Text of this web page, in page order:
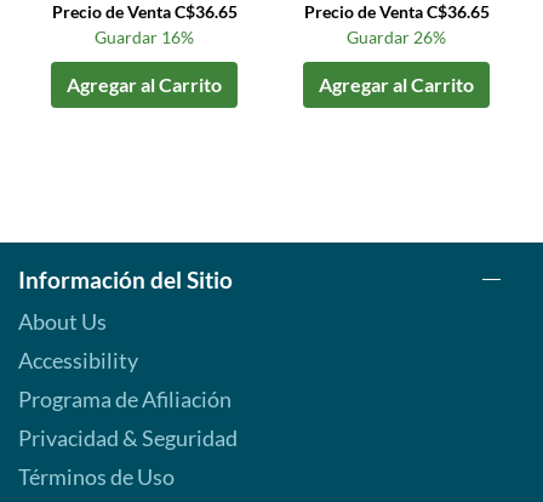
Precio de Venta C$36.65
Guardar 16%
Agregar al Carrito
Precio de Venta C$36.65
Guardar 26%
Agregar al Carrito
Información del Sitio
About Us
Accessibility
Programa de Afiliación
Privacidad & Seguridad
Términos de Uso